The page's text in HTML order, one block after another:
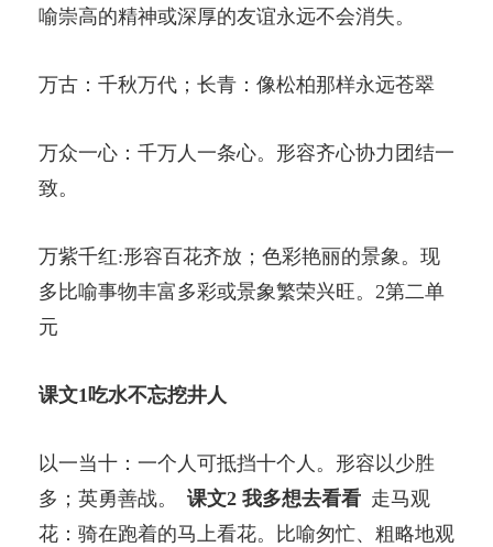
喻崇高的精神或深厚的友谊永远不会消失。
万古：千秋万代；长青：像松柏那样永远苍翠
万众一心：千万人一条心。形容齐心协力团结一
致。
万紫千红:形容百花齐放；色彩艳丽的景象。现
多比喻事物丰富多彩或景象繁荣兴旺。2第二单
元
课文1吃水不忘挖井人
以一当十：一个人可抵挡十个人。形容以少胜
多；英勇善战。 课文2 我多想去看看 走马观
花：骑在跑着的马上看花。比喻匆忙、粗略地观